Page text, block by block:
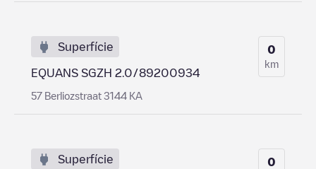
Superfície
EQUANS SGZH 2.0/89200934
57 Berliozstraat 3144 KA
0
km
Superfície 0